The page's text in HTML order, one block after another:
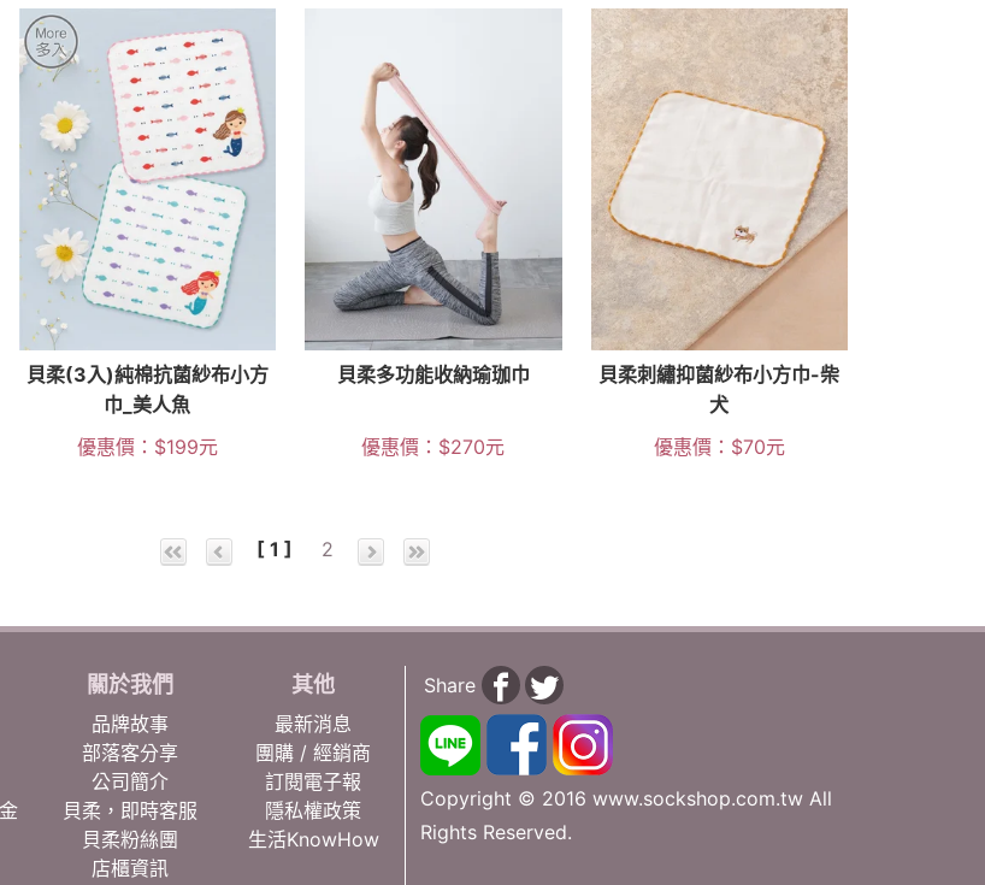
貝柔(3入)純棉抗菌紗布小方
巾_美人魚
優惠價： $199元
貝柔多功能收納瑜珈巾
優惠價： $270元
貝柔刺繡抑菌紗布小方巾-柴
犬
優惠價： $70元
[ 1 ] 2
關於我們
品牌故事
部落客分享
公司簡介
貝柔，即時客服
貝柔粉絲團
店櫃資訊
其他
最新消息
團購 / 經銷商
訂閱電子報
隱私權政策
生活KnowHow
Share
Copyright © 2016 www.sockshop.com.tw All
Rights Reserved.